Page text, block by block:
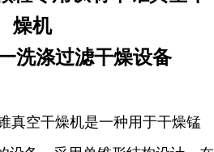
燥机
洗涤过滤干燥设备
真空干燥机是一种用于干燥锰